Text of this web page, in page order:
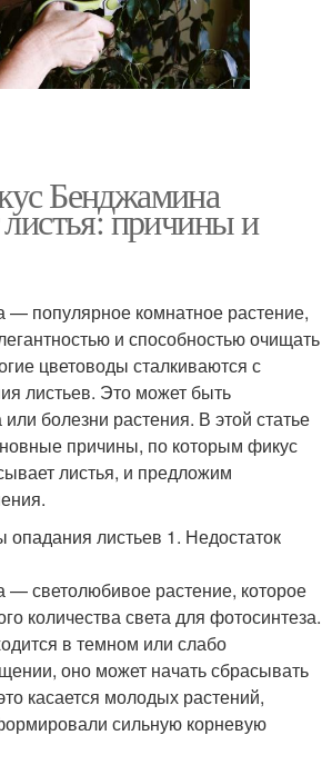
Бенджамина
листья: причины и
популярное комнатное растение,
и способностью очищать
цветоводы сталкиваются с
листьев. Это может быть
болезни растения. В этой статье
причины, по которым фикус
листья, и предложим
листьев 1. Недостаток
светолюбивое растение, которое
количества света для фотосинтеза.
в темном или слабо
оно может начать сбрасывать
касается молодых растений,
сильную корневую